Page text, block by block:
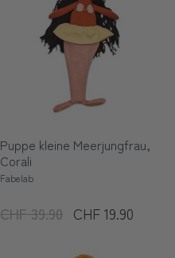
Puppe kleine Meerjungfrau,
Corali
Fabelab
CHF 39.90 CHF 19.90